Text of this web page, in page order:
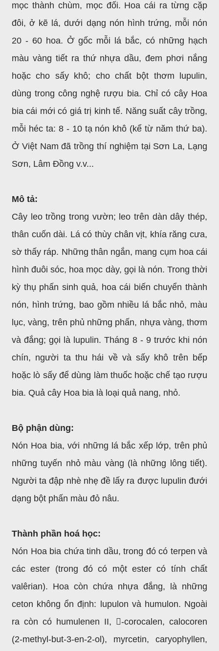
mọc thành chùm, mọc đối. Hoa cái ra từng cặp
đôi, ở kẽ lá, dưới dạng nón hình trứng, mỗi nón
20 - 60 hoa. Ở gốc mỗi lá bắc, có những hạch
màu vàng tiết ra thứ nhựa dầu, đem phơi nắng
hoặc cho sấy khô; cho chất bột thơm lupulin,
dùng trong công nghệ rượu bia. Chỉ có cây Hoa
bia cái mới có giá trị kinh tế. Năng suất cây trồng,
mỗi héc ta: 8 - 10 tạ nón khô (kể từ năm thứ ba).
Ở Việt Nam đã trồng thí nghiệm tại Sơn La, Lạng
Sơn, Lâm Đồng v.v...
Mô tả:
Cây leo trồng trong vườn; leo trên dàn dây thép,
thân cuốn dài. Lá có thùy chân vịt, khía răng cưa,
sờ thấy ráp. Những thân ngắn, mang cụm hoa cái
hình đuôi sóc, hoa mọc dày, gọi là nón. Trong thời
kỳ thụ phấn sinh quả, hoa cái biến chuyển thành
nón, hình trứng, bao gồm nhiều lá bắc nhỏ, màu
lục, vàng, trên phủ những phấn, nhựa vàng, thơm
và đắng; gọi là lupulin. Tháng 8 - 9 trước khi nón
chín, người ta thu hái về và sấy khô trên bếp
hoặc lò sấy để dùng làm thuốc hoặc chế tạo rượu
bia. Quả cây Hoa bia là loại quả nang, nhỏ.
Bộ phận dùng:
Nón Hoa bia, với những lá bắc xếp lớp, trên phủ
những tuyến nhỏ màu vàng (là những lông tiết).
Người ta đập nhè nhẹ đề lấy ra được lupulin đưới
dạng bột phấn màu đỏ nâu.
Thành phần hoá học:
Nón Hoa bia chứa tinh dầu, trong đó có terpen và
các ester (trong đó có một ester có tính chất
valêrian). Hoa còn chứa nhựa đắng, là những
ceton không ổn định: lupulon và humulon. Ngoài
ra còn có humulenen II, -corocalen, calocoren
(2-methyl-but-3-en-2-ol), myrcetin, caryophyllen,